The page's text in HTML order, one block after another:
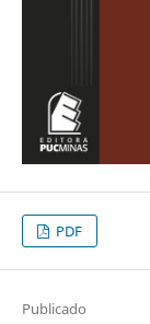
PDF
Publicado